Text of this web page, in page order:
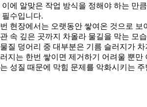
이에 알맞은 작업 방식을 정해야 하는 만
필수입니다.
현장에서는 오랫동안 쌓여온 것으로 보
속 깊은 곳까지 차올라 물길을 막는 모
질 덩어리 중 대부분은 기름 슬러지가
지는 한번 쌓이면 제거하기 어려울 뿐만
성질 때문에 막힘 문제를 악화시키는 주